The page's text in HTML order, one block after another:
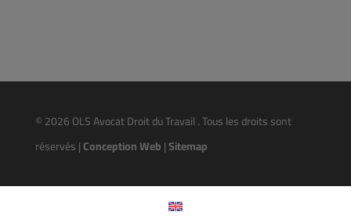
© 2026 OLS Avocat Droit du Travail . Tous les droits sont
réservés |Conception Web|Sitemap